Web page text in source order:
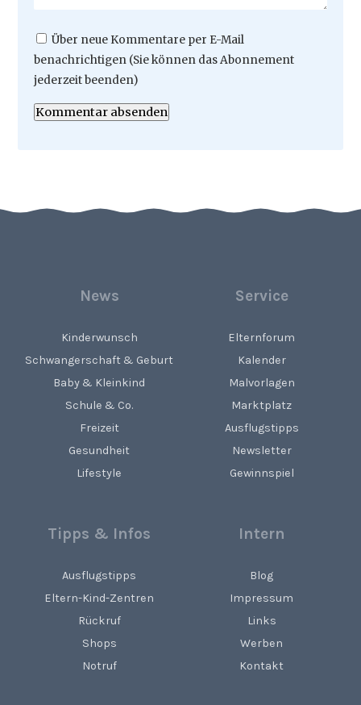
Über neue Kommentare per E-Mail
benachrichtigen (Sie können das Abonnement
jederzeit beenden)
Kommentar absenden
News
Kinderwunsch
Schwangerschaft & Geburt
Baby & Kleinkind
Schule & Co.
Freizeit
Gesundheit
Lifestyle
Service
Elternforum
Kalender
Malvorlagen
Marktplatz
Ausflugstipps
Newsletter
Gewinnspiel
Tipps & Infos
Ausflugstipps
Eltern-Kind-Zentren
Rückruf
Shops
Notruf
Intern
Blog
Impressum
Links
Werben
Kontakt